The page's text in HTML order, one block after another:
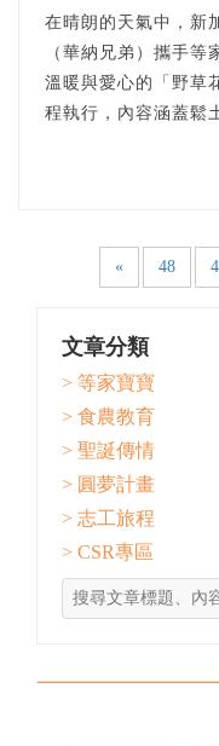
在晴朗的天氣中，新
（華納兄弟）攜手
溫暖與愛心的「野草
程執行，內容涵蓋鬆
深化大
« 48
文章分類
> 等家寶寶
> 食農教育
> 聖誕傳情
> 圓夢計畫
> 志工旅程
> CSR專區